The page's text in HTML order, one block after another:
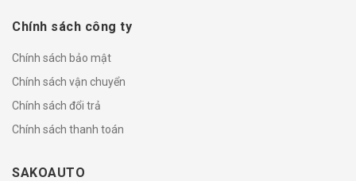
Chính sách công ty
Chính sách bảo mật
Chính sách vận chuyển
Chính sách đổi trả
Chính sách thanh toán
SAKOAUTO